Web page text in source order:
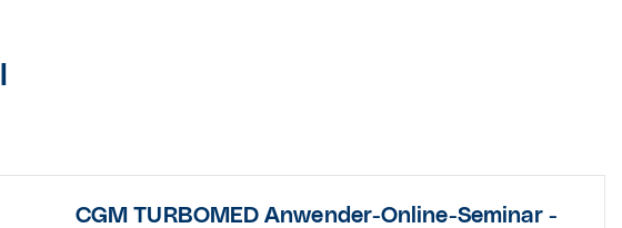
CGM TURBOMED Anwender-Online-Seminar -